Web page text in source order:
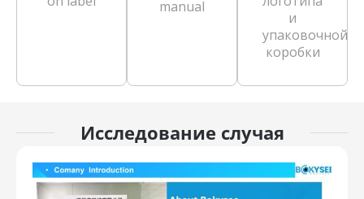
manual
и
упаковочной
коробки
Исследование случая